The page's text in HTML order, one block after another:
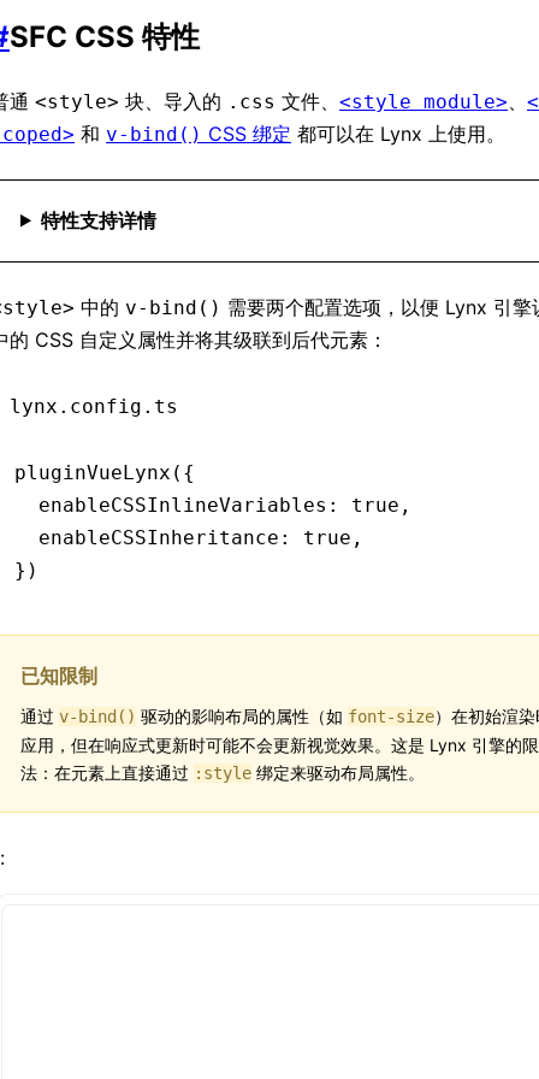
SFC CSS 特性
通 <style> 块、导入的 .css 文件、 <style module>
和 v-bind() CSS 绑定 都可以在 Lynx 上使用。
特性支持详情
中的 v-bind() 需要两个配置选项，以便 Lynx 引擎
的 CSS 自定义属性并将其级联到后代元素：
lynx.config.ts
pluginVueLynx ({
  enableCSSInlineVariables
: true ,
  enableCSSInheritance
: true ,
})
已知限制
通过 v-bind() 驱动的影响布局的属性（如 font-size）在初始渲
应用，但在响应式更新时可能不会更新视觉效果。这是 Lynx 引擎的
法：在元素上直接通过 :style 绑定来驱动布局属性。